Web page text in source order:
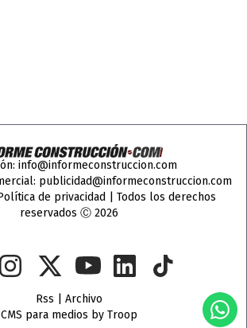
info@informeconstruccion.com
publicidad@informeconstruccion.com
de privacidad | Todos los derechos
reservados Ⓒ 2026
Rss
Archivo
CMS para medios by Troop